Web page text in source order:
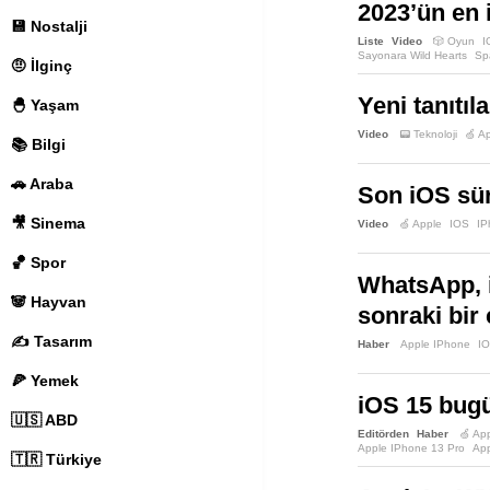
💾 Nostalji
🤨 İlginç
🐣 Yaşam
📚 Bilgi
🚗 Araba
🎥 Sinema
🏀 Spor
🐼 Hayvan
✍️ Tasarım
🍕 Yemek
🇺🇸 ABD
🇹🇷 Türkiye
2023’ün
Liste Video 🎲 Oyun
Sayonara Wild Hearts
Pikmin Bloom
Plague Inc
The Battle Of Polytopia
Yeni
Video 📟 Teknoloji 🍏
Son iOS
Video 🍏 Apple IOS
WhatsApp,
sonraki bir
Haber Apple IPhone
iOS 15
Editörden Haber 🍏
Apple IPhone 13 Pro